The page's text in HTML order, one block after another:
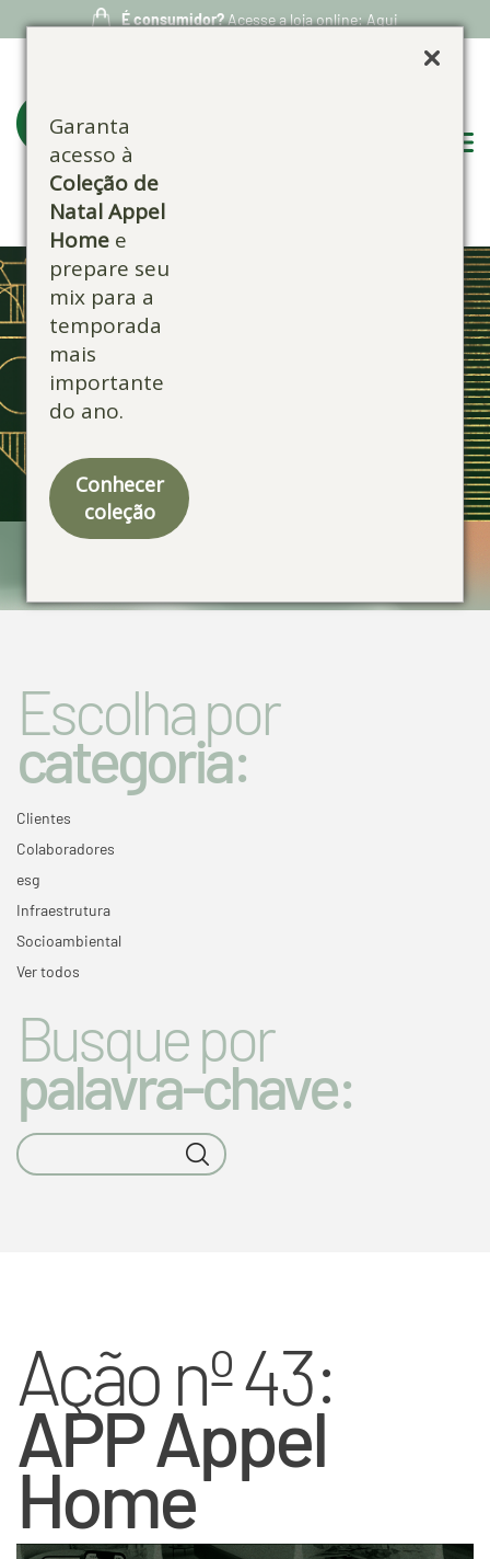
Garanta
acesso à
Coleção de
Natal Appel
Home e
prepare seu
mix para a
temporada
mais
importante
do ano.
Conhecer
coleção
É consumidor?Acesse a loja online: Aqui
Escolha por
categoria:
Clientes
Colaboradores
esg
Infraestrutura
Socioambiental
Ver todos
Busque por
palavra-chave:
Ação nº 43:
APP Appel
Home